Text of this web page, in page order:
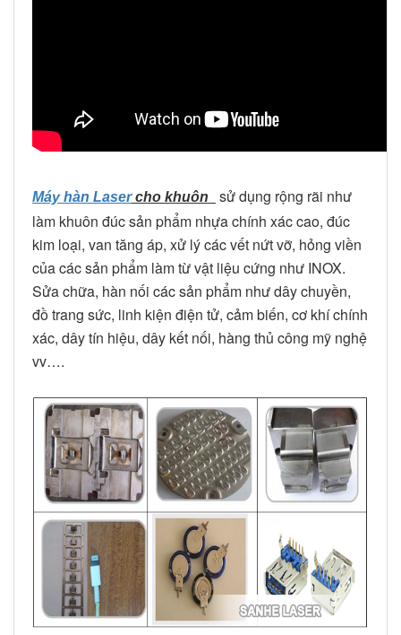
Máy hàn Lasercho khuôn
sử dụng rộng rãi như
làm khuôn đúc sản phẩm nhựa chính xác cao, đúc
kim loại, van tăng áp, xử lý các vết nứt vỡ, hỏng viền
của các sản phẩm làm từ vật liệu cứng như INOX.
Sửa chữa, hàn nối các sản phẩm như dây chuyền,
đồ trang sức, linh kiện điện tử, cảm biến, cơ khí chính
xác, dây tín hiệu, dây kết nối, hàng thủ công mỹ nghệ
vv….